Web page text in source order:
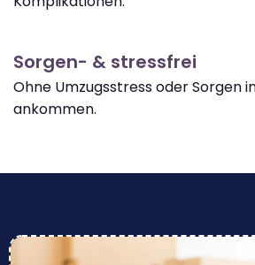
Sorgen- & stressfrei
Ohne Umzugsstress oder Sorgen
ankommen.